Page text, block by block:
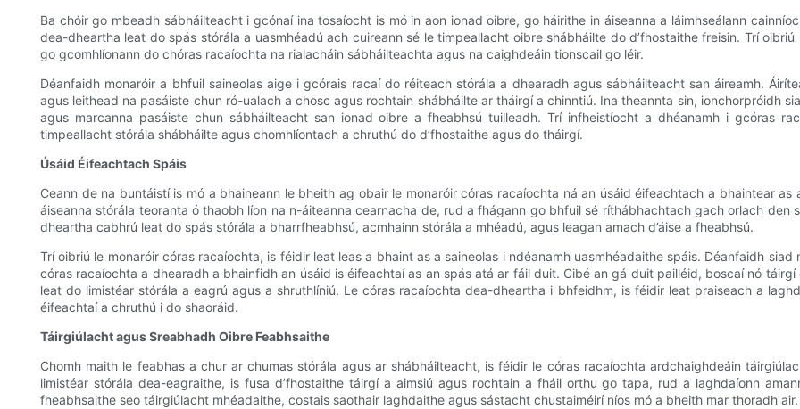
Ba chóir go mbeadh sábháilteacht i gcónaí ina tosaíocht is mó in aon ionad oibre, go háirithe in áiseanna a láimhseálann
dea-dheartha leat do spás stórála a uasmhéadú ach cuireann sé le timpeallacht oibre shábháilte do d’fhostaithe freisin. Trí
go gcomhlíonann do chóras racaíochta na rialacháin sábháilteachta agus na caighdeáin tionscail go léir.
Déanfaidh monaróir a bhfuil saineolas aige i gcórais racaí do réiteach stórála a dhearadh agus sábháilteacht san áireamh.
agus leithead na pasáiste chun ró-ualach a chosc agus rochtain shábháilte ar tháirgí a chinntiú. Ina theannta sin, ionchorpróidh
agus marcanna pasáiste chun sábháilteacht san ionad oibre a fheabhsú tuilleadh. Trí infheistíocht a dhéanamh i gcóras
timpeallacht stórála shábháilte agus chomhlíontach a chruthú do d’fhostaithe agus do tháirgí.
Úsáid Éifeachtach Spáis
Ceann de na buntáistí is mó a bhaineann le bheith ag obair le monaróir córas racaíochta ná an úsáid éifeachtach a bhaintear
áiseanna stórála teoranta ó thaobh líon na n-áiteanna cearnacha de, rud a fhágann go bhfuil sé ríthábhachtach gach orlach
dheartha cabhrú leat do spás stórála a bharrfheabhsú, acmhainn stórála a mhéadú, agus leagan amach d’áise a fheabhsú.
Trí oibriú le monaróir córas racaíochta, is féidir leat leas a bhaint as a saineolas i ndéanamh uasmhéadaithe spáis. Déanfaidh
córas racaíochta a dhearadh a bhainfidh an úsáid is éifeachtaí as an spás atá ar fáil duit. Cibé an gá duit pailléid, boscaí nó
leat do limistéar stórála a eagrú agus a shruthlíniú. Le córas racaíochta dea-dheartha i bhfeidhm, is féidir leat praiseach a
éifeachtaí a chruthú i do shaoráid.
Táirgiúlacht agus Sreabhadh Oibre Feabhsaithe
Chomh maith le feabhas a chur ar chumas stórála agus ar shábháilteacht, is féidir le córas racaíochta ardchaighdeáin
limistéar stórála dea-eagraithe, is fusa d’fhostaithe táirgí a aimsiú agus rochtain a fháil orthu go tapa, rud a laghdaíonn
fheabhsaithe seo táirgiúlacht mhéadaithe, costais saothair laghdaithe agus sástacht chustaiméirí níos mó a bheith mar thoradh air.